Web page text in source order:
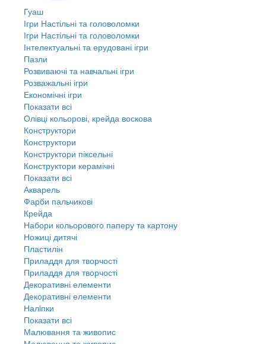
Гуаш
Ігри Настільні та головоломки
Ігри Настільні та головоломки
Інтелектуальні та ерудовані ігри
Пазли
Розвиваючі та навчальні ігри
Розважальні ігри
Економічні ігри
Показати всі
Олівці кольорові, крейда воскова
Конструктори
Конструктори
Конструктори піксельні
Конструктори керамічні
Показати всі
Акварель
Фарби пальчикові
Крейда
Набори кольорового паперу та картону
Ножиці дитячі
Пластилін
Приладдя для творчості
Приладдя для творчості
Декоративні елементи
Декоративні елементи
Налiпки
Показати всі
Малювання та живопис